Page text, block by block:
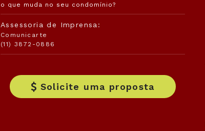
o que muda no seu condomínio?
Assessoria de Imprensa:
Comunicarte
(11) 3872-0886
Solicite uma proposta